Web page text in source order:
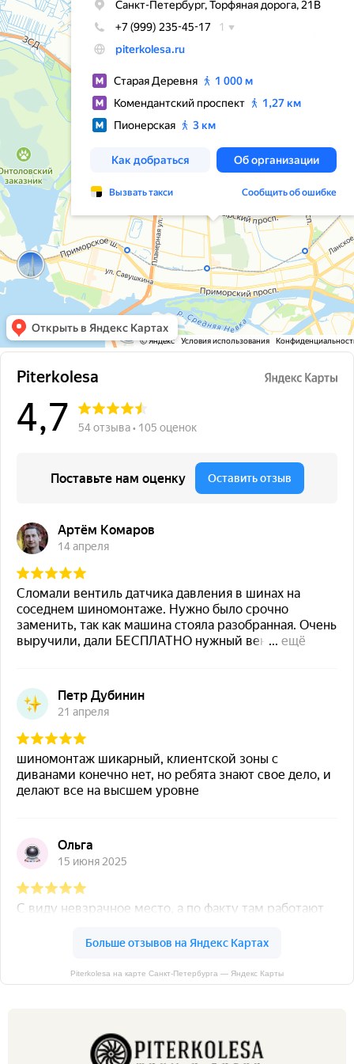
Piterkolesa на карте Санкт‑Петербурга — Яндекс Карты